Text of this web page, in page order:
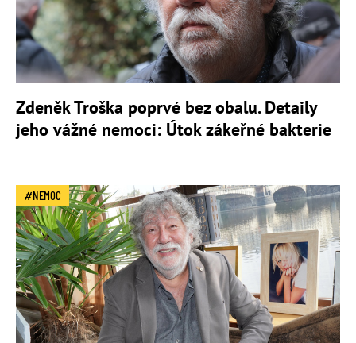
Zdeněk Troška poprvé bez obalu. Detaily
jeho vážné nemoci: Útok zákeřné bakterie
NEMOC